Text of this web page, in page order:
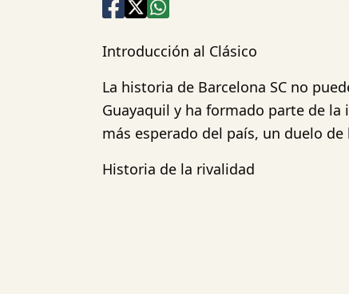
Introducción al Clásico
La historia de Barcelona SC no
Guayaquil y ha formado parte de
más esperado del país, un duelo
Historia de la rivalidad